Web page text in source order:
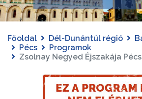
Főoldal Dél-Dunántúl régió
Pécs
Programok
Zsolnay Negyed Éjszakája Pécs